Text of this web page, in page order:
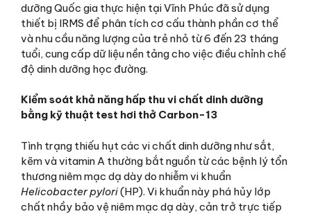
dưỡng Quốc gia thực hiện tại Vĩnh Phúc đã sử dụng
thiết bị IRMS để phân tích cơ cấu thành phần cơ thể
và nhu cầu năng lượng của trẻ nhỏ từ 6 đến 23 tháng
tuổi, cung cấp dữ liệu nền tảng cho việc điều chỉnh chế
độ dinh dưỡng học đường.
Kiểm soát khả năng hấp thu vi chất dinh dưỡng
bằng kỹ thuật test hơi thở Carbon-13
Tình trạng thiếu hụt các vi chất dinh dưỡng như sắt,
kẽm và vitamin A thường bắt nguồn từ các bệnh lý tổn
thương niêm mạc dạ dày do nhiễm vi khuẩn
Helicobacter pylori(HP). Vi khuẩn này phá hủy lớp
chất nhầy bảo vệ niêm mạc dạ dày, cản trở trực tiếp